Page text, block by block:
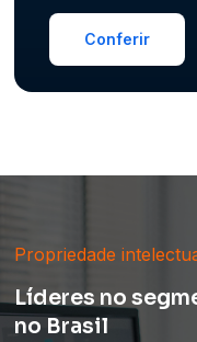
Conferir
Propriedade
Líderes no
no Brasil